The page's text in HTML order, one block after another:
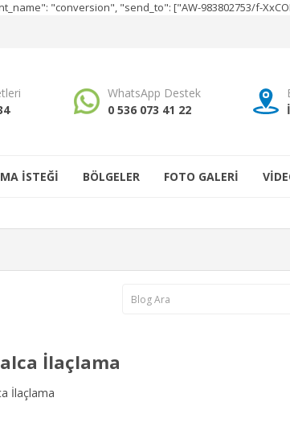
"conversion", "send_to": ["AW-983802753/f-
WhatsApp Destek
0 536 073 41 22
İSTEĞİ BÖLGELER FOTO GALERİ
İlaçlama
İlaçlama